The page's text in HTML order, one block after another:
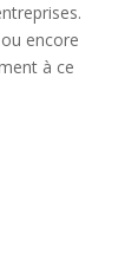
encore
à ce